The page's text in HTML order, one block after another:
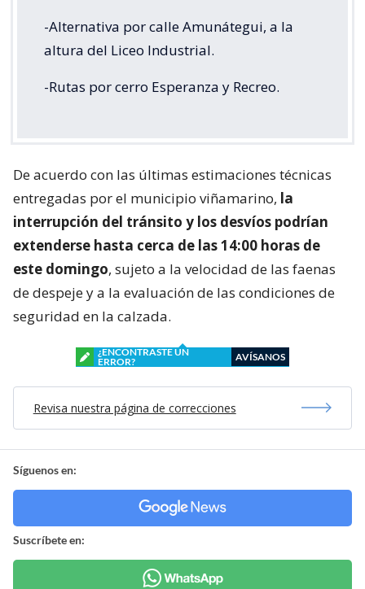
-Alternativa por calle Amunátegui, a la
altura del Liceo Industrial.
-Rutas por cerro Esperanza y Recreo.
De acuerdo con las últimas estimaciones técnicas
entregadas por el municipio viñamarino, la
interrupción del tránsito y los desvíos podrían
extenderse hasta cerca de las 14:00 horas de
este domingo, sujeto a la velocidad de las faenas
de despeje y a la evaluación de las condiciones de
seguridad en la calzada.
¿ENCONTRASTE UN
ERROR?
AVÍSANOS
Revisa nuestra página de correcciones
Síguenos en:
Suscríbete en: